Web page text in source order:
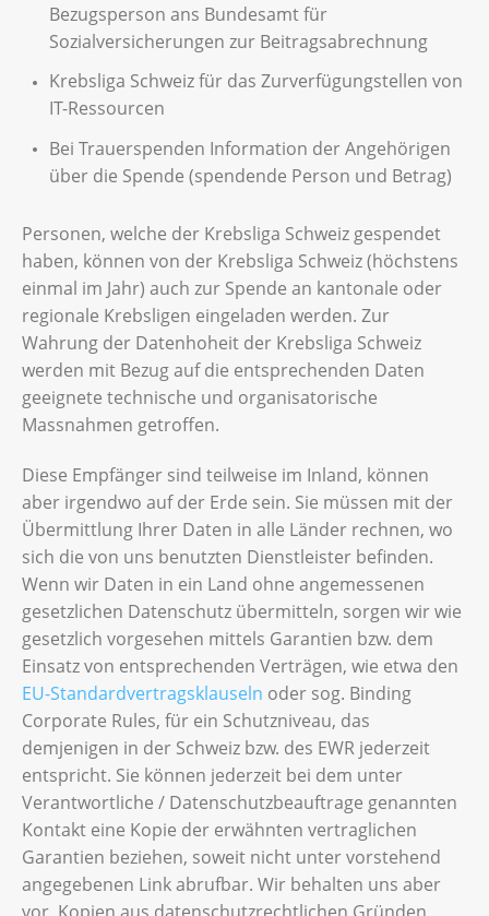
Bezugsperson ans Bundesamt für
Sozialversicherungen zur Beitragsabrechnung
Krebsliga Schweiz für das Zurverfügungstellen von
IT-Ressourcen
Bei Trauerspenden Information der Angehörigen
über die Spende (spendende Person und Betrag)
Personen, welche der Krebsliga Schweiz gespendet
haben, können von der Krebsliga Schweiz (höchstens
einmal im Jahr) auch zur Spende an kantonale oder
regionale Krebsligen eingeladen werden. Zur
Wahrung der Datenhoheit der Krebsliga Schweiz
werden mit Bezug auf die entsprechenden Daten
geeignete technische und organisatorische
Massnahmen getroffen.
Diese Empfänger sind teilweise im Inland, können
aber irgendwo auf der Erde sein. Sie müssen mit der
Übermittlung Ihrer Daten in alle Länder rechnen, wo
sich die von uns benutzten Dienstleister befinden.
Wenn wir Daten in ein Land ohne angemessenen
gesetzlichen Datenschutz übermitteln, sorgen wir wie
gesetzlich vorgesehen mittels Garantien bzw. dem
Einsatz von entsprechenden Verträgen, wie etwa den
EU-Standardvertragsklauseln oder sog. Binding
Corporate Rules, für ein Schutzniveau, das
demjenigen in der Schweiz bzw. des EWR jederzeit
entspricht. Sie können jederzeit bei dem unter
Verantwortliche / Datenschutzbeauftrage genannten
Kontakt eine Kopie der erwähnten vertraglichen
Garantien beziehen, soweit nicht unter vorstehend
angegebenen Link abrufbar. Wir behalten uns aber